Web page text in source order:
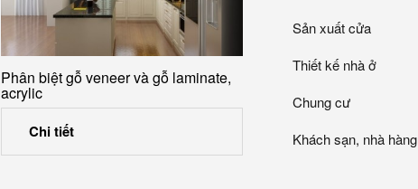
Phân biệt gỗ veneer và gỗ laminate,
acrylic
Chi tiết
Sản xuất cửa
Thiết kế nhà ở
Chung cư
Khách sạn, nhà hàng